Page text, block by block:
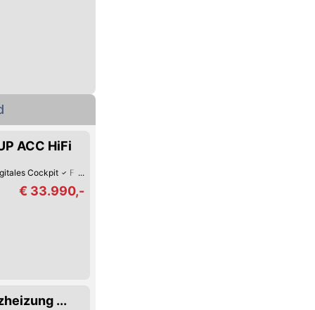
ACC HiFi
Cockpit Fernlicht-Assistent
€ 33.990,-
...